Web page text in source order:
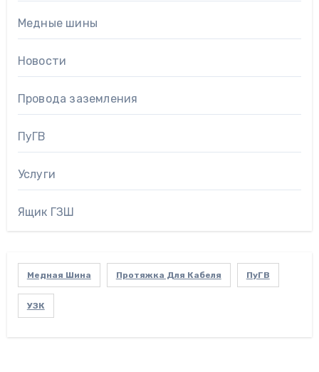
Медные шины
Новости
Провода заземления
ПуГВ
Услуги
Ящик ГЗШ
Медная Шина Протяжка Для Кабеля ПуГВ
УЗК